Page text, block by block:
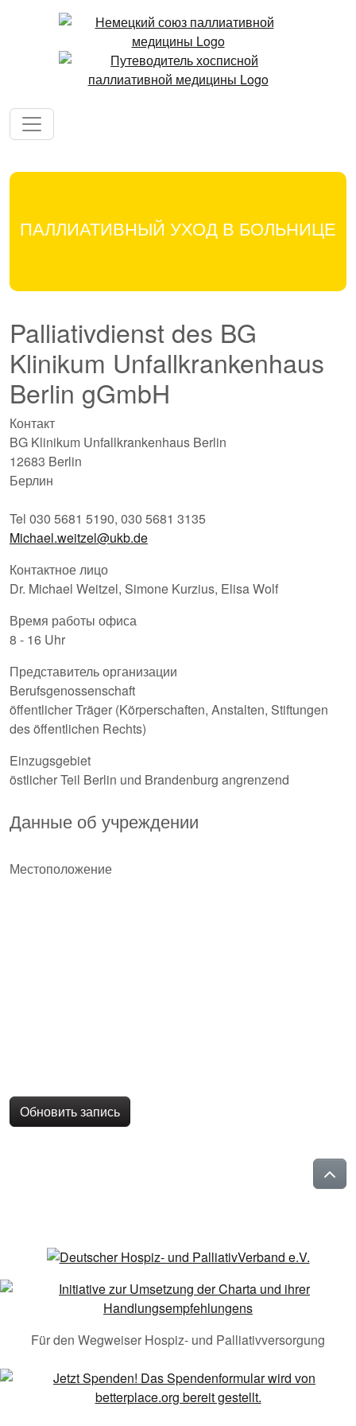
ПАЛЛИАТИВНЫЙ УХОД В БОЛЬНИЦЕ
Palliativdienst des BG
Klinikum Unfallkrankenhaus
Berlin gGmbH
Контакт
BG Klinikum Unfallkrankenhaus Berlin
12683 Berlin
Берлин
Tel 030 5681 5190, 030 5681 3135
Michael.weitzel@ukb.de
Контактное лицо
Dr. Michael Weitzel, Simone Kurzius, Elisa Wolf
Время работы офиса
8 - 16 Uhr
Представитель организации
Berufsgenossenschaft
öffentlicher Träger (Körperschaften, Anstalten, Stiftungen
des öffentlichen Rechts)
Einzugsgebiet
östlicher Teil Berlin und Brandenburg angrenzend
Данные об учреждении
Местоположение
Обновить запись
Für den Wegweiser Hospiz- und Palliativversorgung